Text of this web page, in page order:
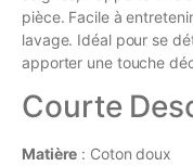
pièce. Facile à
lavage. Idéal pour se
apporter une touche
Courte
Matière : Coton doux